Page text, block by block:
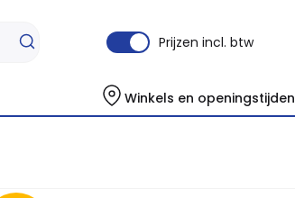
Prijzen incl. btw
Winkels en openingstijden